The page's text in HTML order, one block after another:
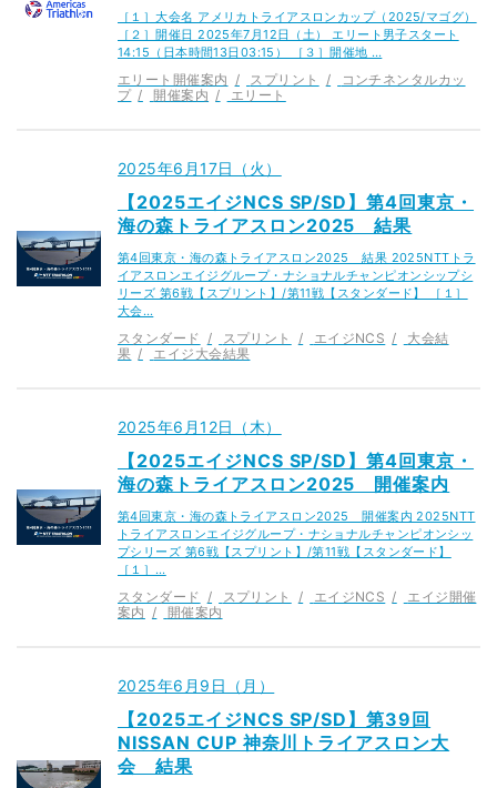
［１］大会名 アメリカトライアスロンカップ（2025/マゴグ）
［２］開催日 2025年7月12日（土） エリート男子スタート
14:15（日本時間13日03:15） ［３］開催地 …
エリート開催案内 スプリント
コンチネンタルカッ
プ
開催案内 エリート
2025年6月17日（火）
【2025エイジNCS SP/SD】第4回東京・
海の森トライアスロン2025 結果
第4回東京・海の森トライアスロン2025 結果 2025NTTトラ
イアスロンエイジグループ・ナショナルチャンピオンシップシ
リーズ 第6戦【スプリント】/第11戦【スタンダード】 ［１］
大会…
スタンダード スプリント エイジNCS
大会結
果
エイジ大会結果
2025年6月12日（木）
【2025エイジNCS SP/SD】第4回東京・
海の森トライアスロン2025 開催案内
第4回東京・海の森トライアスロン2025 開催案内 2025NTT
トライアスロンエイジグループ・ナショナルチャンピオンシッ
プシリーズ 第6戦【スプリント】/第11戦【スタンダード】
［１］…
スタンダード スプリント エイジNCS
エイジ開催
案内
開催案内
2025年6月9日（月）
【2025エイジNCS SP/SD】第39回
NISSAN CUP 神奈川トライアスロン大
会 結果